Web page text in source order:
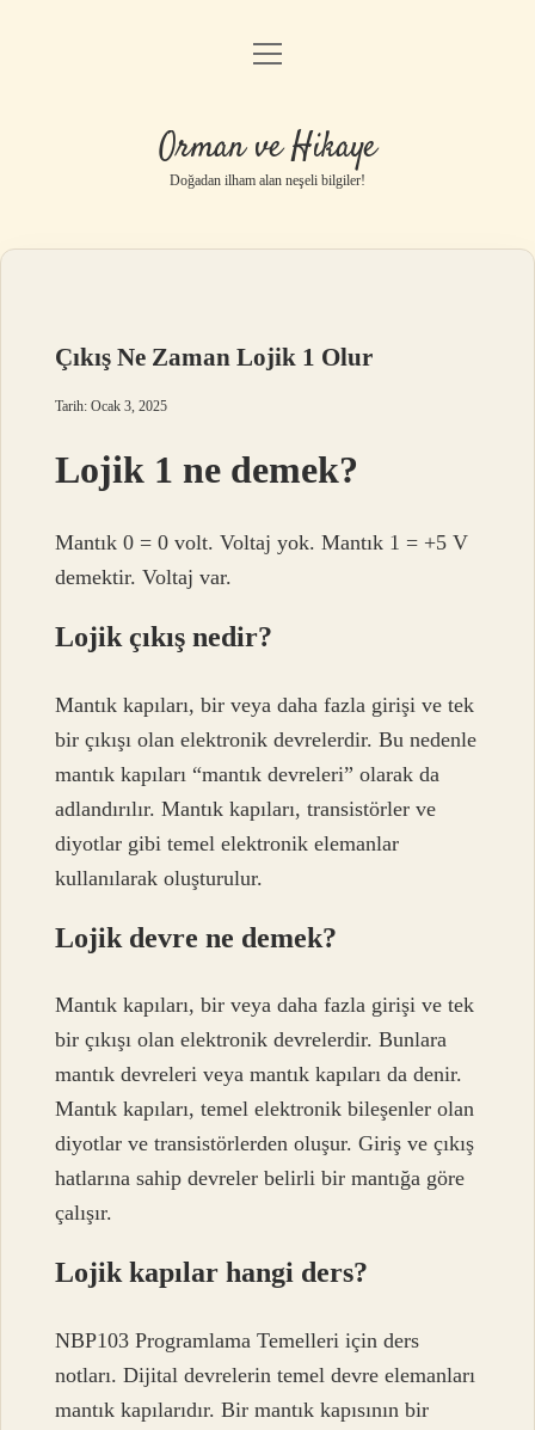
Anasayfa
Yasal Uyarı
menüyü
Orman ve Hikaye
Doğadan ilham alan neşeli bilgiler!
Çıkış Ne Zaman Lojik 1 Olur
Tarih: Ocak 3, 2025
Lojik 1 ne demek?
Mantık 0 = 0 volt. Voltaj yok. Mantık 1 = +5 V
demektir. Voltaj var.
Lojik çıkış nedir?
Mantık kapıları, bir veya daha fazla girişi ve tek
bir çıkışı olan elektronik devrelerdir. Bu nedenle
mantık kapıları “mantık devreleri” olarak da
adlandırılır. Mantık kapıları, transistörler ve
diyotlar gibi temel elektronik elemanlar
kullanılarak oluşturulur.
Lojik devre ne demek?
Mantık kapıları, bir veya daha fazla girişi ve tek
bir çıkışı olan elektronik devrelerdir. Bunlara
mantık devreleri veya mantık kapıları da denir.
Mantık kapıları, temel elektronik bileşenler olan
diyotlar ve transistörlerden oluşur. Giriş ve çıkış
hatlarına sahip devreler belirli bir mantığa göre
çalışır.
Lojik kapılar hangi ders?
NBP103 Programlama Temelleri için ders
notları. Dijital devrelerin temel devre elemanları
mantık kapılarıdır. Bir mantık kapısının bir